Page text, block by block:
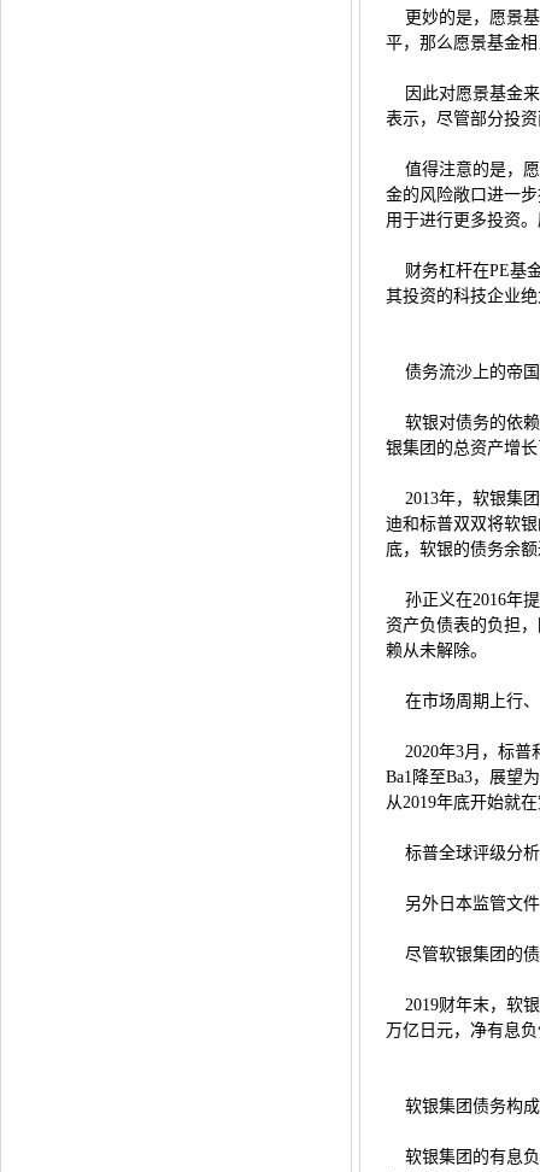
更妙的是，愿景基
平，那么愿景基金
因此对愿景基金来
表示，尽管部分投
值得注意的是，愿
金的风险敞口进一
用于进行更多投资
财务杠杆在PE基
其投资的科技企业
债务流沙上的帝国
软银对债务的依赖
银集团的总资产增
2013年，软银集团
迪和标普双双将软
底，软银的债务余
孙正义在2016年
资产负债表的负担
赖从未解除。
在市场周期上行、
2020年3月，标普
Ba1降至Ba3，展望
从2019年底开始就
标普全球评级分析
另外日本监管文件
尽管软银集团的债
2019财年末，软银
万亿日元，净有息
软银集团债务构成
软银集团的有息负